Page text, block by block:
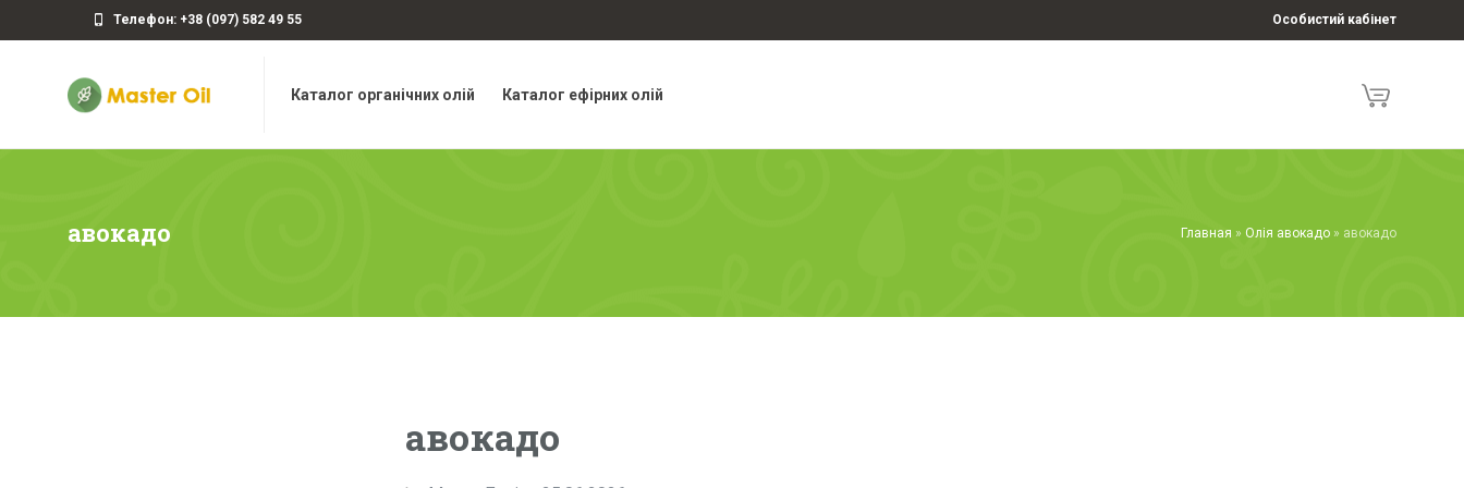
Телефон: +38 (097) 582 49 55 Особистий кабінет
Каталог органічних олій Каталог ефірних олій
авокадо Главная » Олія авокадо » авокадо
авокадо